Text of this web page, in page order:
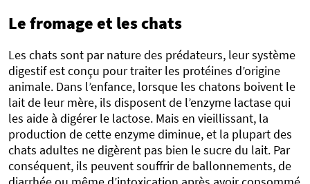
Le fromage et les chats
Les chats sont par nature des prédateurs, leur système
digestif est conçu pour traiter les protéines d’origine
animale. Dans l’enfance, lorsque les chatons boivent le
lait de leur mère, ils disposent de l’enzyme lactase qui
les aide à digérer le lactose. Mais en vieillissant, la
production de cette enzyme diminue, et la plupart des
chats adultes ne digèrent pas bien le sucre du lait. Par
conséquent, ils peuvent souffrir de ballonnements, de